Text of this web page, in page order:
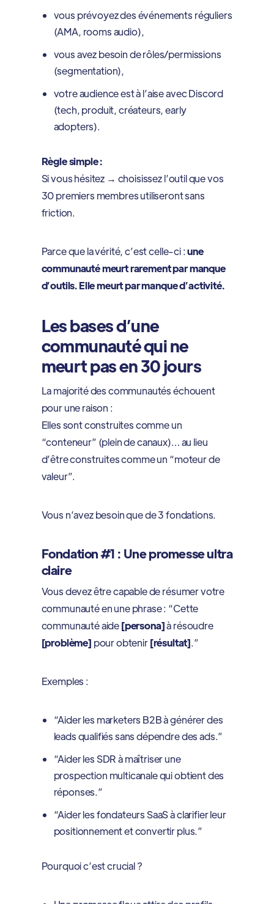
vous prévoyez des événements réguliers
(AMA, rooms audio),
vous avez besoin de rôles/permissions
(segmentation),
votre audience est à l’aise avec Discord
(tech, produit, créateurs, early
adopters).
Règle simple :
Si vous hésitez → choisissez l’outil que vos
30 premiers membres utiliseront sans
friction.
Parce que la vérité, c’est celle-ci :une
communauté meurt rarement par manque
d’outils. Elle meurt par manque d’activité.
Les bases d’une
communauté qui ne
meurt pas en 30 jours
La majorité des communautés échouent
pour une raison :
Elles sont construites comme un
“conteneur” (plein de canaux)… au lieu
d’être construites comme un “moteur de
valeur”.
Vous n’avez besoin que de 3 fondations.
Fondation #1 : Une promesse ultra
claire
Vous devez être capable de résumer votre
communauté en une phrase : “Cette
communauté aide[persona]à résoudre
[problème] pour obtenir[résultat].”
Exemples :
“Aider les marketers B2B à générer des
leads qualifiés sans dépendre des ads.”
“Aider les SDR à maîtriser une
prospection multicanale qui obtient des
réponses.”
“Aider les fondateurs SaaS à clarifier leur
positionnement et convertir plus.”
Pourquoi c’est crucial ?